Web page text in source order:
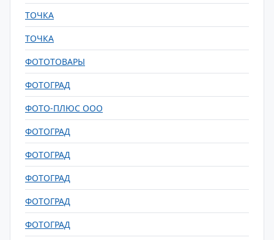
ТОЧКА
ТОЧКА
ФОТОТОВАРЫ
ФОТОГРАД
ФОТО-ПЛЮС ООО
ФОТОГРАД
ФОТОГРАД
ФОТОГРАД
ФОТОГРАД
ФОТОГРАД